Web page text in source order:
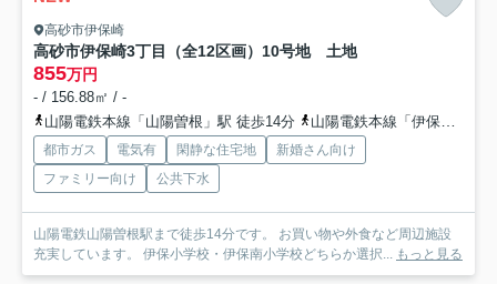
高砂市伊保崎
高砂市伊保崎3丁目（全12区画）10号地 土地
855万円
- / 156.88㎡ / -
山陽電鉄本線「山陽曽根」駅 徒歩14分
山陽電鉄本線「伊保」駅 徒歩14分
都市ガス 電気有 閑静な住宅地
新婚さん向け
ファミリー向け
公共下水
山陽電鉄山陽曽根駅まで徒歩14分です。 お買い物や外食など周辺施設
充実しています。 伊保小学校・伊保南小学校どちらか選択... もっと見る